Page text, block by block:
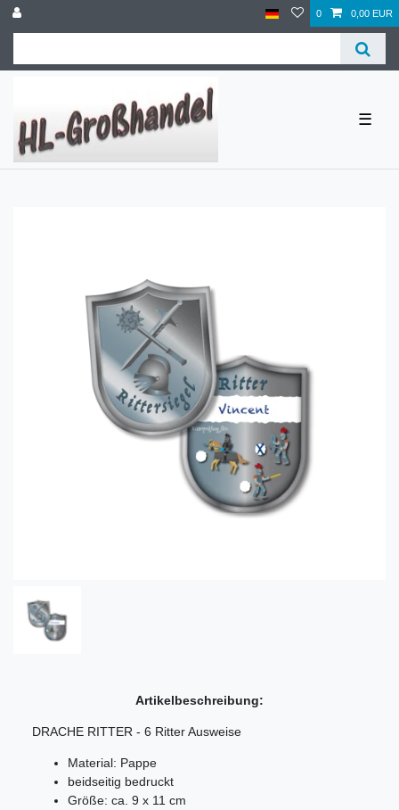
0 0,00 EUR
☰
Artikelbeschreibung:
DRACHE RITTER - 6 Ritter Ausweise
Material: Pappe
beidseitig bedruckt
Größe: ca. 9 x 11 cm